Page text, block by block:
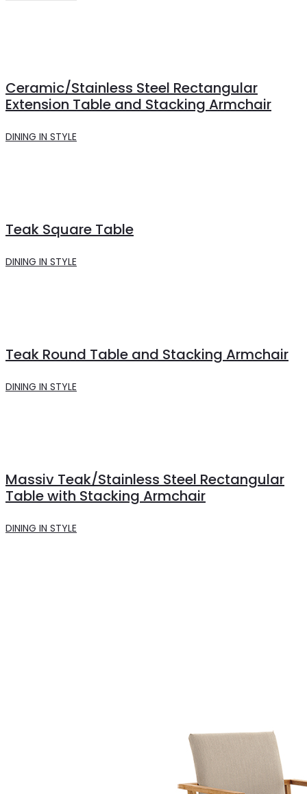
Ceramic/Stainless Steel Rectangular
Extension Table and Stacking Armchair
DINING IN STYLE
Teak Square Table
DINING IN STYLE
Teak Round Table and Stacking Armchair
DINING IN STYLE
Massiv Teak/Stainless Steel Rectangular
Table with Stacking Armchair
DINING IN STYLE